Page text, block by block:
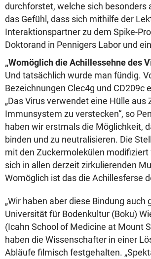
durchforstet, welche sich besonders
das Gefühl, dass sich mithilfe der
Interaktionspartner zu dem Spike-
Doktorand in Pennigers Labor und
„Womöglich die Achillessehne des
Und tatsächlich wurde man fündig.
Bezeichnungen Clec4g und CD209c
„Das Virus verwendet eine Hülle
Immunsystem zu verstecken“, so
haben wir erstmals die Möglichkeit,
binden und zu neutralisieren. Die
mit den Zuckermolekülen
sich in allen derzeit zirkulierenden
Womöglich ist das die Achillesferse
„Wir haben aber diese Bindung
Universität für Bodenkultur (Boku)
(Icahn School of Medicine at Mount
haben die Wissenschafter in einer
Abläufe filmisch festgehalten.